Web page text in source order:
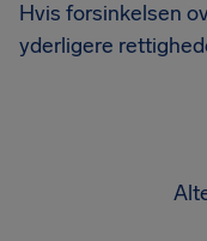
Hvis forsinkelsen
yderligere